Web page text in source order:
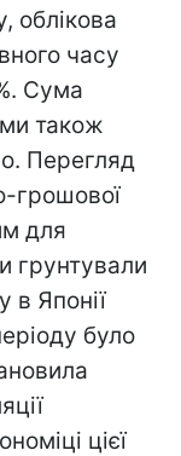
облікова
часу
Сума
також
Перегляд
грошової
для
грунтували
в Японії
було
цієї